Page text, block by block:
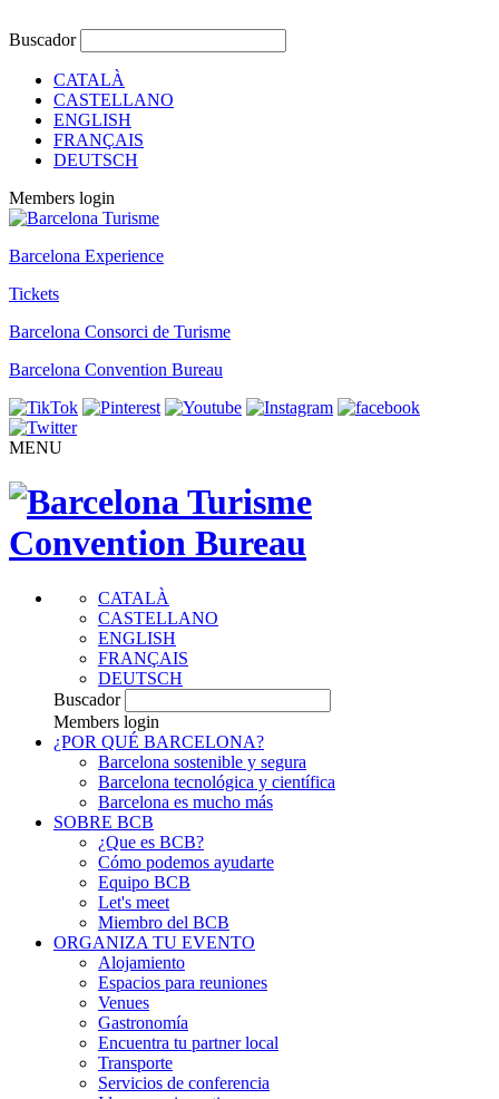
Buscador
CATALÀ
CASTELLANO
ENGLISH
FRANÇAIS
DEUTSCH
Members login
Barcelona Experience
Tickets
Barcelona Consorci de Turisme
Barcelona Convention Bureau
MENU
CATALÀ
CASTELLANO
ENGLISH
FRANÇAIS
DEUTSCH
Buscador
Members login
¿POR QUÉ BARCELONA?
Barcelona sostenible y segura
Barcelona tecnológica y científica
Barcelona es mucho más
SOBRE BCB
¿Que es BCB?
Cómo podemos ayudarte
Equipo BCB
Let's meet
Miembro del BCB
ORGANIZA TU EVENTO
Alojamiento
Espacios para reuniones
Venues
Gastronomía
Encuentra tu partner local
Transporte
Servicios de conferencia